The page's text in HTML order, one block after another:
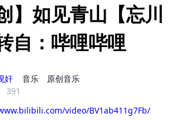
】如见青山【忘川
自：哔哩哔哩
奸 音乐
原创音乐
391
video/BV1ab411g7Fb/